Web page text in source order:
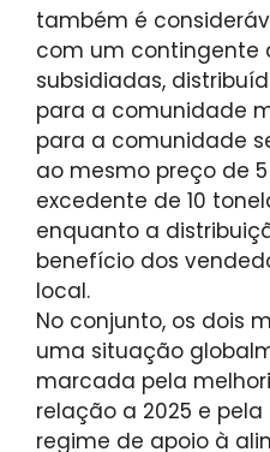
também é
com um contingente
subsidiadas,
para a comunidade
para a comunidade
ao mesmo preço de 5
excedente de 10
enquanto a
benefício dos
local.
No conjunto, os dois
uma situação
marcada pela
relação a 2025 e
regime de apoio à